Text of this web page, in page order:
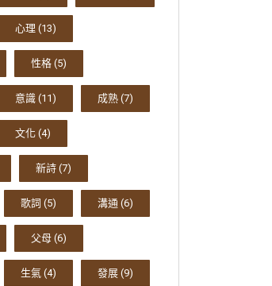
心理 (13)
性格 (5)
意識 (11) 成熟 (7)
文化 (4)
新詩 (7)
歌詞 (5) 溝通 (6)
父母 (6)
生氣 (4) 發展 (9)